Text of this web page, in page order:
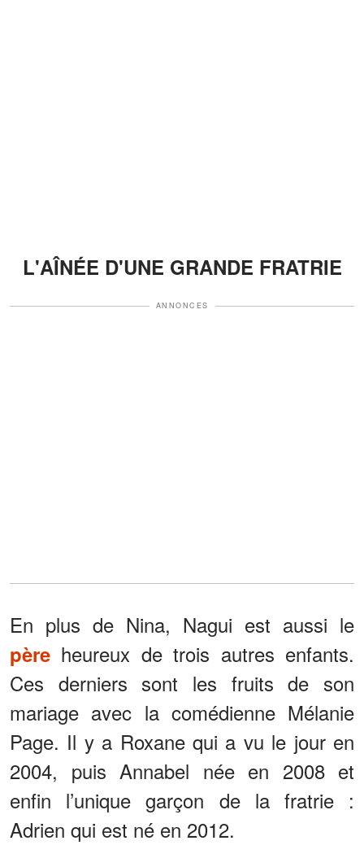
L'AÎNÉE D'UNE GRANDE FRATRIE
ANNONCES
En plus de Nina, Nagui est aussi le
père heureux de trois autres enfants.
Ces derniers sont les fruits de son
mariage avec la comédienne Mélanie
Page. Il y a Roxane qui a vu le jour en
2004, puis Annabel née en 2008 et
enfin l’unique garçon de la fratrie :
Adrien qui est né en 2012.